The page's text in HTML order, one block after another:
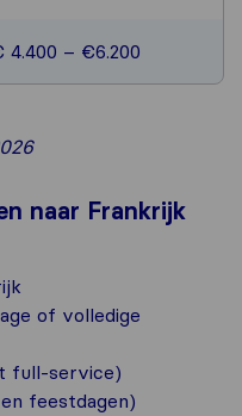
4.400 – €6.200
naar Frankrijk
of volledige
full-service)
feestdagen)